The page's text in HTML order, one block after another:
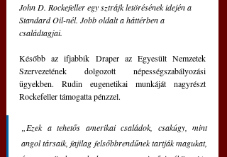
John D. Rockefeller egy sztrájk letörésének idején a
Standard Oil-nél. Jobb oldalt a háttérben a
családtagjai.
Később az ifjabbik Draper az Egyesült Nemzetek
Szervezetének dolgozott népességszabályozási
ügyekben. Rudin eugenetikai munkáját nagyrészt
Rockefeller támogatta pénzzel.
„Ezek a tehetős amerikai családok, csakúgy, mint
angol társaik, fajilag felsőbbrendűnek tartják magukat,